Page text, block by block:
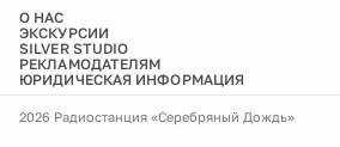
О НАС
ЭКСКУРСИИ
SILVER STUDIO
РЕКЛАМОДАТЕЛЯМ
ЮРИДИЧЕСКАЯ ИНФОРМАЦИЯ
2026 Радиостанция «Серебряный Дождь»